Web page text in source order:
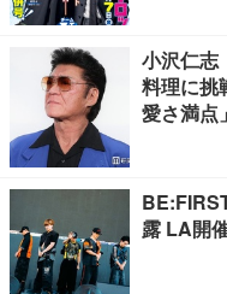
小沢仁志
料理に挑
愛さ満点
露 LA開